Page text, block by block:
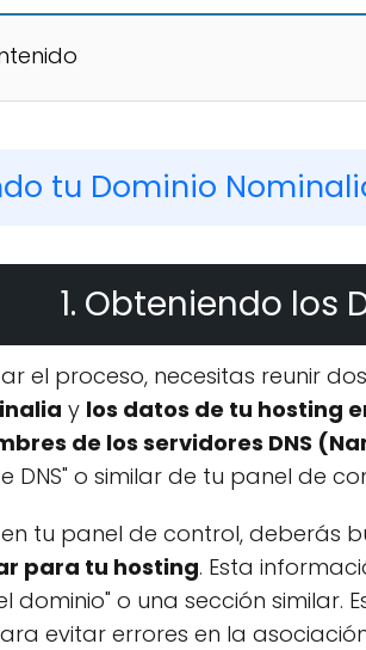
tu Dominio
1. Obteniendo los
el proceso, necesitas reunir
y los datos de tu hosting
de los servidores DNS
DNS" o similar de tu panel de
en tu panel de control, deberás
para tu hosting. Esta
dominio" o una sección similar.
evitar errores en la